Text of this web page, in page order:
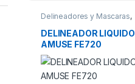
Delineadores y Mascaras,
DELINEADOR LIQUIDO
AMUSE FE720